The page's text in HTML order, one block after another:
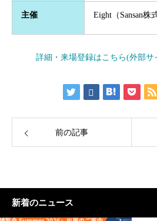
主催 Eight（Sansan株
詳細・来場登録はこちら(外部サ
前の記事
新着のニュース